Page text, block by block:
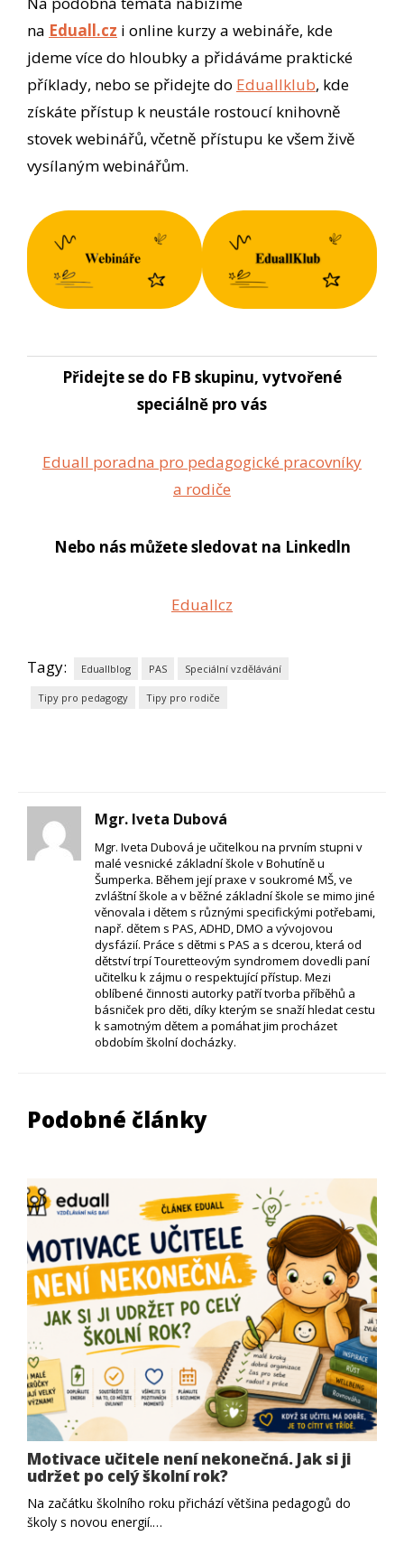
na Eduall.cz i online kurzy a webináře, kde
jdeme více do hloubky a přidáváme praktické
příklady, nebo se přidejte do Eduallklub, kde
získáte přístup k neustále rostoucí knihovně
stovek webinářů, včetně přístupu ke všem živě
vysílaným webinářům.
Přidejte se do FB skupinu, vytvořené
speciálně pro vás
Eduall poradna pro pedagogické pracovníky
a rodiče
Nebo nás můžete sledovat na Linkedln
Eduallcz
Tagy: Eduallblog PAS Speciální vzdělávání
Tipy pro pedagogy Tipy pro rodiče
Mgr. Iveta Dubová
Mgr. Iveta Dubová je učitelkou na prvním stupni v
malé vesnické základní škole v Bohutíně u
Šumperka. Během její praxe v soukromé MŠ, ve
zvláštní škole a v běžné základní škole se mimo jiné
věnovala i dětem s různými specifickými potřebami,
např. dětem s PAS, ADHD, DMO a vývojovou
dysfázií. Práce s dětmi s PAS a s dcerou, která od
dětství trpí Touretteovým syndromem dovedli paní
učitelku k zájmu o respektující přístup. Mezi
oblíbené činnosti autorky patří tvorba příběhů a
básniček pro děti, díky kterým se snaží hledat cestu
k samotným dětem a pomáhat jim procházet
obdobím školní docházky.
Podobné články
Motivace učitele není nekonečná. Jak si ji
udržet po celý školní rok?
Na začátku školního roku přichází většina pedagogů do
školy s novou energií.…